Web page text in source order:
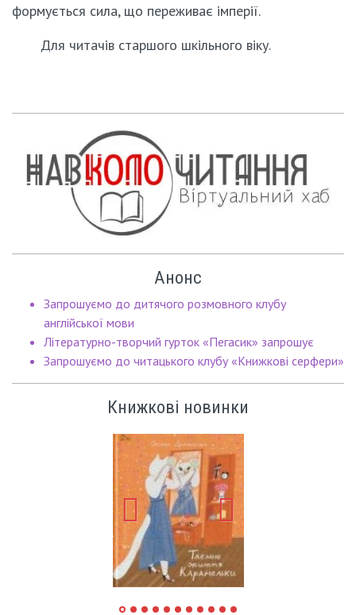
формується сила, що переживає імперії.
Для читачів старшого шкільного віку.
Анонс
Запрошуємо до дитячого розмовного клубу
англійської мови
Літературно-творчий гурток «Пегасик» запрошує
Запрошуємо до читацького клубу «Книжкові серфери»
Книжкові новинки